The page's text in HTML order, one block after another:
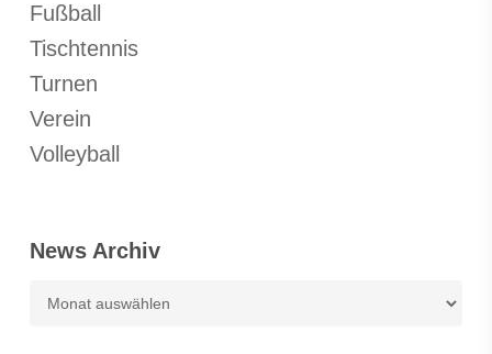
Fußball
Tischtennis
Turnen
Verein
Volleyball
News Archiv
News
Archiv